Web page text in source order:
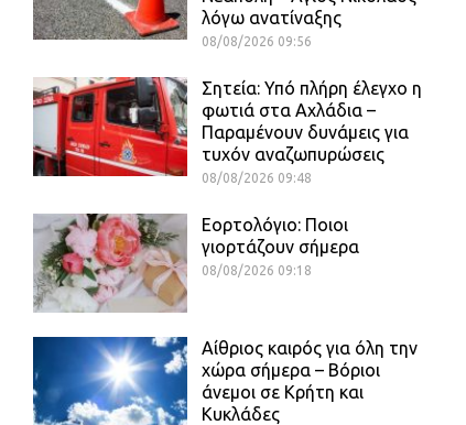
λόγω ανατίναξης
08/08/2026 09:56
Σητεία: Υπό πλήρη έλεγχο η
φωτιά στα Αχλάδια –
Παραμένουν δυνάμεις για
τυχόν αναζωπυρώσεις
08/08/2026 09:48
Εορτολόγιο: Ποιοι
γιορτάζουν σήμερα
08/08/2026 09:18
Αίθριος καιρός για όλη την
χώρα σήμερα – Βόριοι
άνεμοι σε Κρήτη και
Κυκλάδες